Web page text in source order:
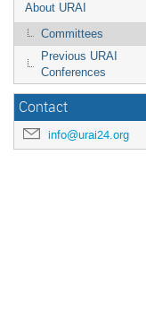
About URAI
Committees
Previous URAI
Conferences
Contact
info@urai24.org